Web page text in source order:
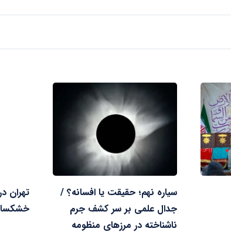
سیاره نهم؛ حقیقت یا افسانه؟ /
جدال علمی بر سر کشف جرم
ناشناخته در مرز‌های منظومه
تهران